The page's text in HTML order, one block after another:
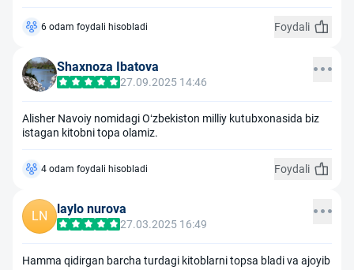
Foydali
6 odam foydali hisobladi
Shaxnoza Ibatova
27.09.2025 14:46
Alisher Navoiy nomidagi Oʻzbekiston milliy kutubxonasida biz
istagan kitobni topa olamiz.
Foydali
4 odam foydali hisobladi
LN laylo nurova
27.03.2025 16:49
Hamma qidirgan barcha turdagi kitoblarni topsa bladi va ajoyib